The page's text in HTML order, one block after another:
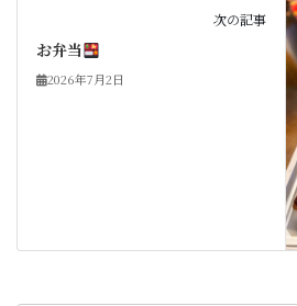
次の記事
お弁当
2026年7月2日